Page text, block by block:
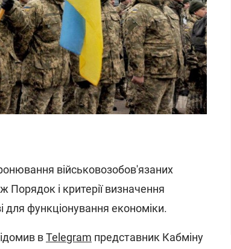
військовозобов'язаних
Порядок і критерії визначення
для функціонування економіки.
вTelegram представник Кабміну